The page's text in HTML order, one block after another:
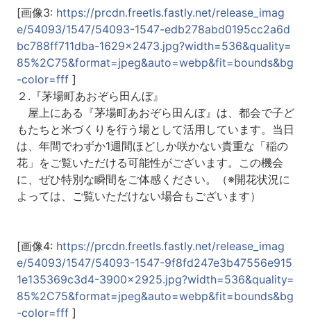
[画像3: https://prcdn.freetls.fastly.net/release_imag
e/54093/1547/54093-1547-edb278abd0195cc2a6d
bc788ff711dba-1629x2473.jpg?width=536&quality=
85%2C75&format=jpeg&auto=webp&fit=bounds&bg
-color=fff]
２.『茅場町あおぞら田んぼ』
屋上にある『茅場町あおぞら田んぼ』は、都会で子ど
もたちと米づくりを行う場として活用しています。当日
は、年間でわずか1週間ほどしか咲かない貴重な「稲の
花」をご覧いただける可能性がございます。この機会
に、ぜひ特別な瞬間をご体感ください。（※開花状況に
よっては、ご覧いただけない場合もございます）
[画像4: https://prcdn.freetls.fastly.net/release_imag
e/54093/1547/54093-1547-9f8fd247e3b47556e915
1e135369c3d4-3900x2925.jpg?width=536&quality=
85%2C75&format=jpeg&auto=webp&fit=bounds&bg
-color=fff]